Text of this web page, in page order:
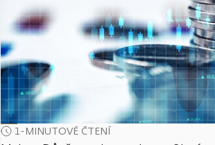
1-MINUTOVÉ ČTENÍ